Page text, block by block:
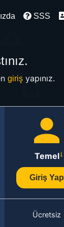
SSS
girişyapınız.
Temel
Giriş Yap
Ücretsiz